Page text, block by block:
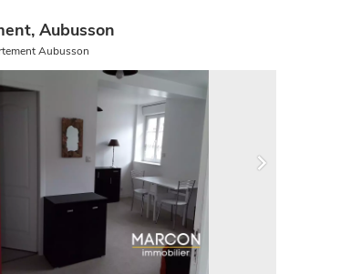
Aubusson
Aubusson